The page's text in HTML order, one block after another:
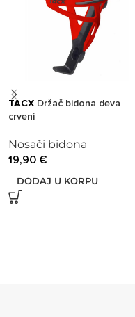
TACXDržač bidona deva
crveni
Nosači bidona
19,90 €
DODAJ U KORPU